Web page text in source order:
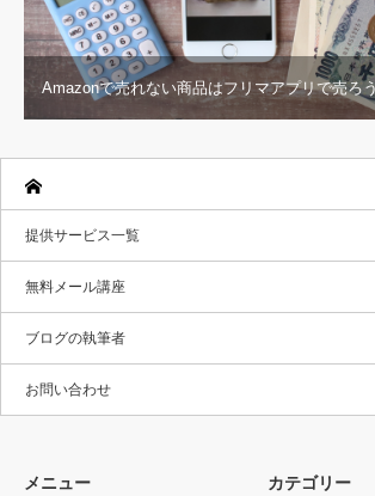
Amazonで売れない商品はフリマアプリで売ろ
提供サービス一覧
無料メール講座
ブログの執筆者
お問い合わせ
メニュー カテゴリー